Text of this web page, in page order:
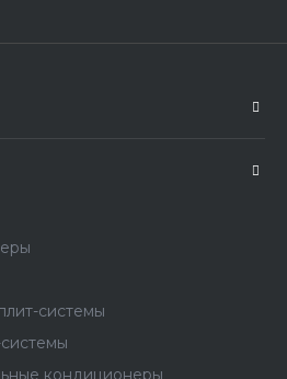
системы
кондиционеры